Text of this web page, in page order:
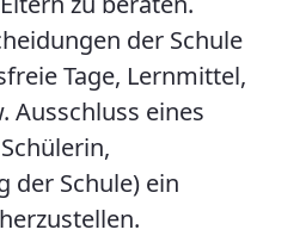
der Schule
Tage, Lernmittel,
Ausschluss eines
der Schule) ein